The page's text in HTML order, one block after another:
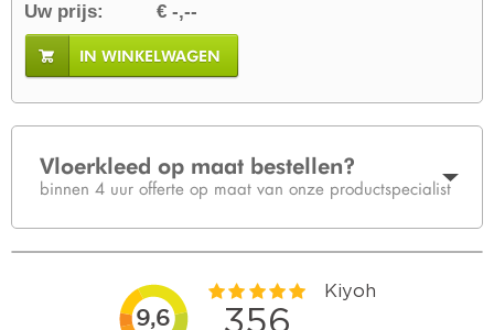
Uw prijs: € -,--
IN WINKELWAGEN
Vloerkleed op maat bestellen?
binnen 4 uur offerte op maat van onze productspecialist